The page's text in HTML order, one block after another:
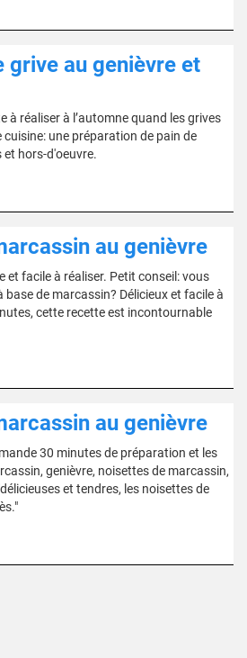
grive au genièvre et
à réaliser à l’automne quand les grives
une préparation de pain de
et hors-d'oeuvre.
au genièvre
et facile à réaliser. Petit conseil: vous
base de marcassin? Délicieux et facile à
cette recette est incontournable
au genièvre
30 minutes de préparation et les
genièvre, noisettes de marcassin,
et tendres, les noisettes de